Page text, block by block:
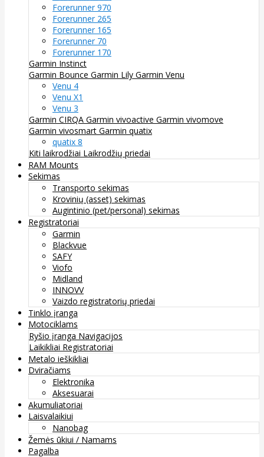
Forerunner 970
Forerunner 265
Forerunner 165
Forerunner 70
Forerunner 170
Garmin Instinct
Garmin Bounce Garmin Lily Garmin Venu
Venu 4
Venu X1
Venu 3
Garmin CIRQA Garmin vivoactive Garmin vivomove
Garmin vivosmart Garmin quatix
quatix 8
Kiti laikrodžiai Laikrodžių priedai
RAM Mounts
Sekimas
Transporto sekimas
Krovinių (asset) sekimas
Augintinio (pet/personal) sekimas
Registratoriai
Garmin
Blackvue
SAFY
Viofo
Midland
INNOVV
Vaizdo registratorių priedai
Tinklo įranga
Motociklams
Ryšio įranga Navigacijos
Laikikliai Registratoriai
Metalo ieškikliai
Dviračiams
Elektronika
Aksesuarai
Akumuliatoriai
Laisvalaikiui
Nanobag
Žemės ūkiui / Namams
Pagalba